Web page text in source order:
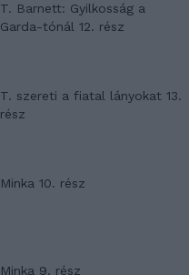
T. Barnett: Gyilkosság a
Garda-tónál 12. rész
T. szereti a fiatal lányokat 13.
rész
Minka 10. rész
Minka 9. rész